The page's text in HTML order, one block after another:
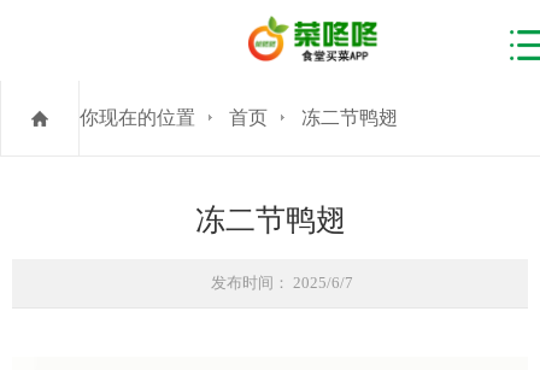
你现在的位置 首页 冻二节鸭翅
冻二节鸭翅
发布时间： 2025/6/7